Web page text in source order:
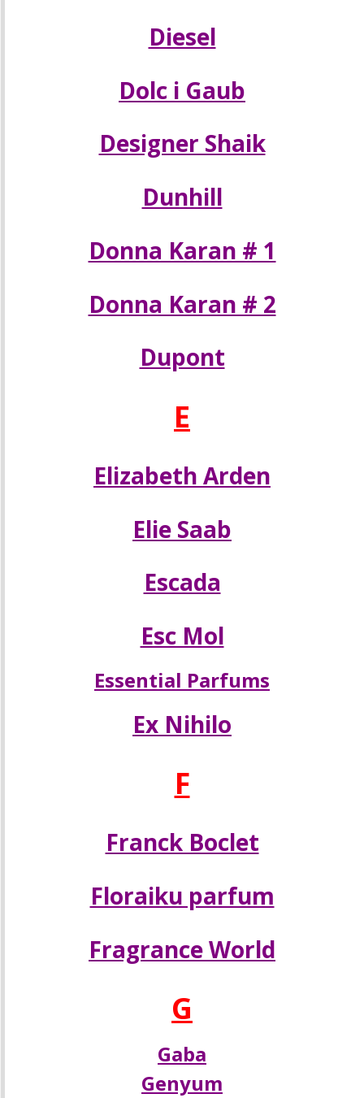
Diesel
Dolc i Gaub
Designer Shaik
Dunhill
Donna Karan # 1
Donna Karan # 2
Dupont
E
Elizabeth Arden
Elie Saab
Escada
Esc Mol
Essential Parfums
Ex Nihilo
F
Franck Boclet
Floraiku parfum
Fragrance World
G
Gaba
Genyum